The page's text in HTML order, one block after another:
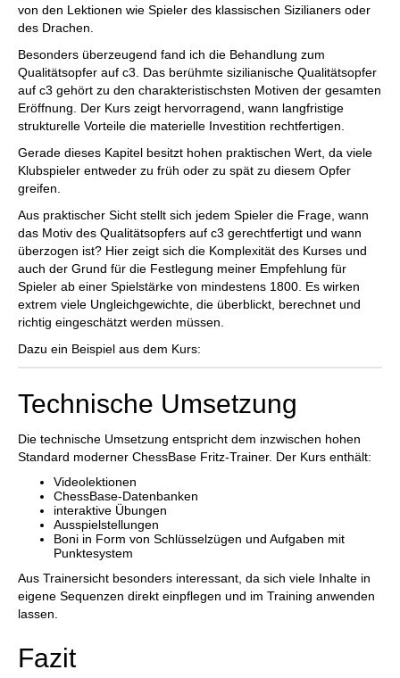
von den Lektionen wie Spieler des klassischen Sizilianers oder
des Drachen.
Besonders überzeugend fand ich die Behandlung zum
Qualitätsopfer auf c3. Das berühmte sizilianische Qualitätsopfer
auf c3 gehört zu den charakteristischsten Motiven der gesamten
Eröffnung. Der Kurs zeigt hervorragend, wann langfristige
strukturelle Vorteile die materielle Investition rechtfertigen.
Gerade dieses Kapitel besitzt hohen praktischen Wert, da viele
Klubspieler entweder zu früh oder zu spät zu diesem Opfer
greifen.
Aus praktischer Sicht stellt sich jedem Spieler die Frage, wann
das Motiv des Qualitätsopfers auf c3 gerechtfertigt und wann
überzogen ist? Hier zeigt sich die Komplexität des Kurses und
auch der Grund für die Festlegung meiner Empfehlung für
Spieler ab einer Spielstärke von mindestens 1800. Es wirken
extrem viele Ungleichgewichte, die überblickt, berechnet und
richtig eingeschätzt werden müssen.
Dazu ein Beispiel aus dem Kurs:
Technische Umsetzung
Die technische Umsetzung entspricht dem inzwischen hohen
Standard moderner ChessBase Fritz-Trainer. Der Kurs enthält:
Videolektionen
ChessBase-Datenbanken
interaktive Übungen
Ausspielstellungen
Boni in Form von Schlüsselzügen und Aufgaben mit
Punktesystem
Aus Trainersicht besonders interessant, da sich viele Inhalte in
eigene Sequenzen direkt einpflegen und im Training anwenden
lassen.
Fazit